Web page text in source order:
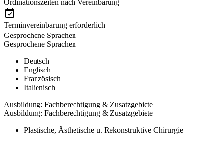
Ordinationszeiten nach Vereinbarung
Terminvereinbarung erforderlich
Gesprochene Sprachen
Gesprochene Sprachen
Deutsch
Englisch
Französisch
Italienisch
Ausbildung: Fachberechtigung & Zusatzgebiete
Ausbildung: Fachberechtigung & Zusatzgebiete
Plastische, Ästhetische u. Rekonstruktive Chirurgie